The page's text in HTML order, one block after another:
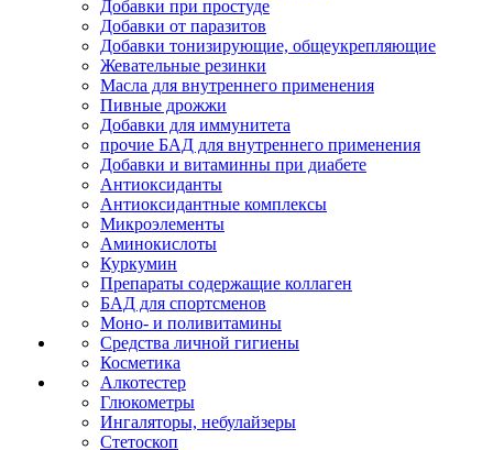
Добавки при простуде
Добавки от паразитов
Добавки тонизирующие, общеукрепляющие
Жевательные резинки
Масла для внутреннего применения
Пивные дрожжи
Добавки для иммунитета
прочие БАД для внутреннего применения
Добавки и витаминны при диабете
Антиоксиданты
Антиоксидантные комплексы
Микроэлементы
Аминокислоты
Куркумин
Препараты содержащие коллаген
БАД для спортсменов
Моно- и поливитамины
Средства личной гигиены
Косметика
Алкотестер
Глюкометры
Ингаляторы, небулайзеры
Стетоскоп